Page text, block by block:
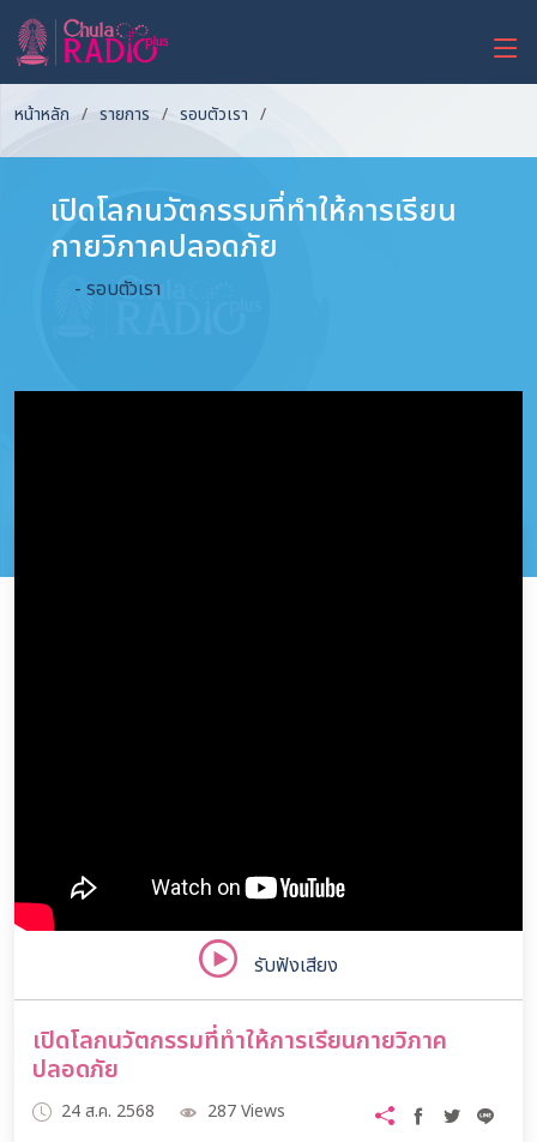
หน้าหลัก รายการ รอบตัวเรา
เปิดโลกนวัตกรรมที่ทำให้การเรียน
กายวิภาคปลอดภัย
- รอบตัวเรา
รับฟังเสียง
เปิดโลกนวัตกรรมที่ทำให้การเรียนกายวิภาค
ปลอดภัย
24 ส.ค. 2568 287 Views